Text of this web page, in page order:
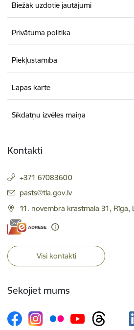
Biežāk uzdotie jautājumi
Privātuma politika
Piekļūstamība
Lapas karte
Sīkdatņu izvēles maiņa
Kontakti
+371 67083600
E-pasts:
pasts@tla.gov.lv
11. novembra krastmala 31, Rīga,
Visi kontakti
Sekojiet mums